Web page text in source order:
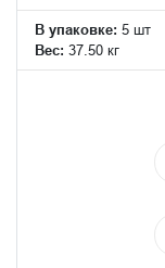
В упаковке: 5 шт
Вес: 37.50 кг